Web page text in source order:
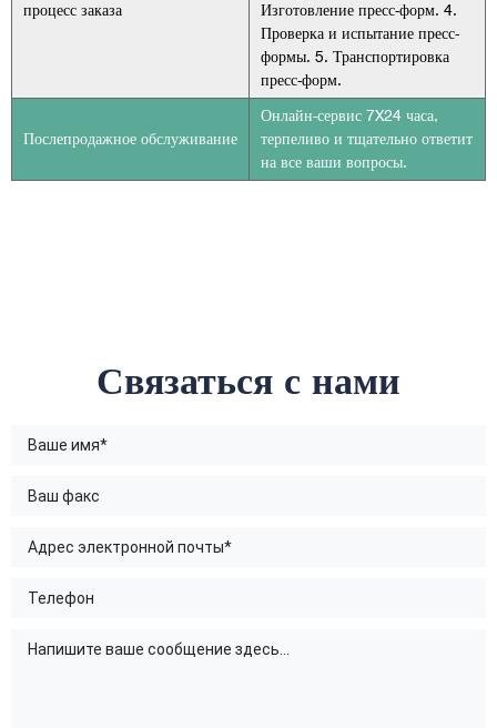
процесс заказа
Изготовление пресс-форм. 4.
Проверка и испытание пресс-
формы. 5. Транспортировка
пресс-форм.
Послепродажное обслуживание
Онлайн-сервис 7X24 часа,
терпеливо и тщательно ответит
на все ваши вопросы.
Связаться с нами